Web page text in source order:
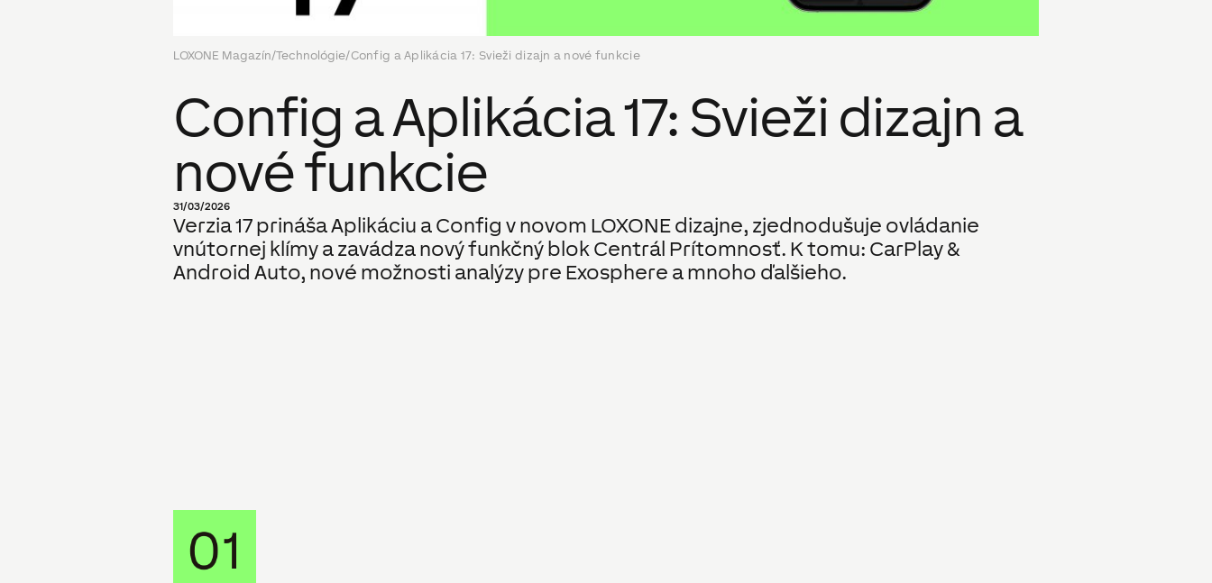
LOXONE Magazín/Technológie/Config a Aplikácia 17: Svieži dizajn a nové funkcie
Config a Aplikácia 17: Svieži dizajn a
nové funkcie
31/03/2026
Verzia 17 prináša Aplikáciu a Config v novom LOXONE dizajne, zjednodušuje ovládanie
vnútornej klímy a zavádza nový funkčný blok Centrál Prítomnosť. K tomu: CarPlay &
Android Auto, nové možnosti analýzy pre Exosphere a mnoho ďalšieho.